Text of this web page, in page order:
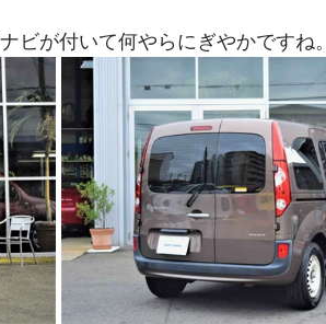
ビが付いて何やらにぎやかですね